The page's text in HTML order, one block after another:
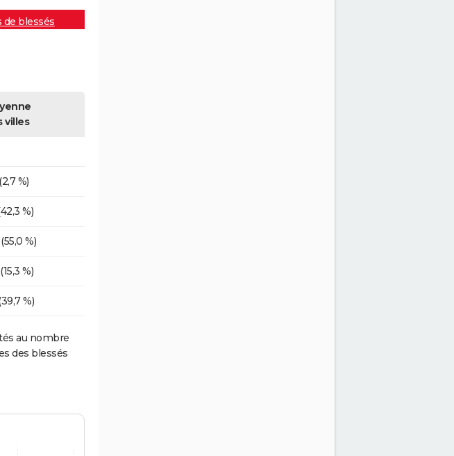
de blessés
villes
%)
%)
%)
%)
%)
au nombre
des blessés